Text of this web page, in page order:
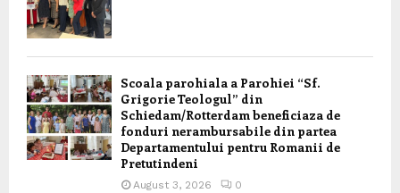
Scoala parohiala a Parohiei “Sf.
Grigorie Teologul” din
Schiedam/Rotterdam beneficiaza de
fonduri nerambursabile din partea
Departamentului pentru Romanii de
Pretutindeni
August 3, 2026 0